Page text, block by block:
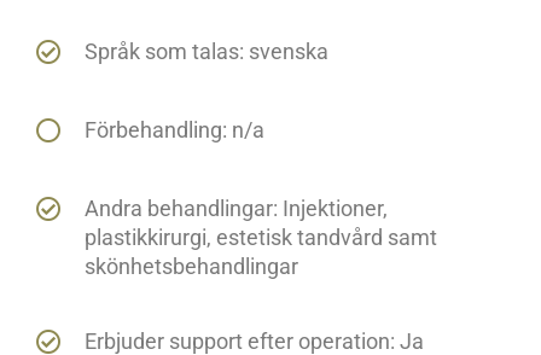
Språk som talas: svenska
Förbehandling: n/a
Andra behandlingar: Injektioner,
plastikkirurgi, estetisk tandvård samt
skönhetsbehandlingar
Erbjuder support efter operation: Ja